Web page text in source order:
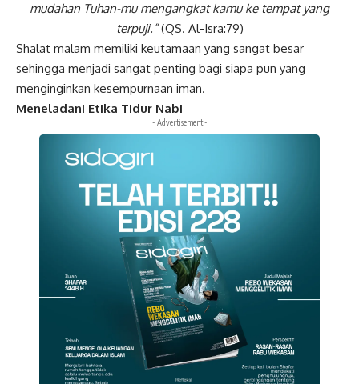
mudahan Tuhan-mu mengangkat kamu ke tempat yang
terpuji.”(QS. Al-Isra:79)
Shalat malam memiliki keutamaan yang sangat besar
sehingga menjadi sangat penting bagi siapa pun yang
menginginkan kesempurnaan iman.
Meneladani Etika Tidur Nabi
- Advertisement -